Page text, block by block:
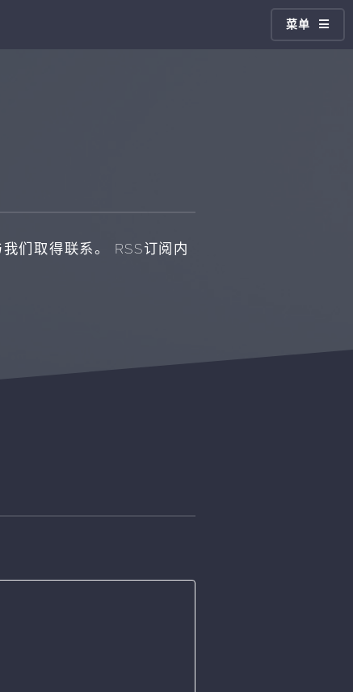
菜单
们取得联系。 RSS订阅内